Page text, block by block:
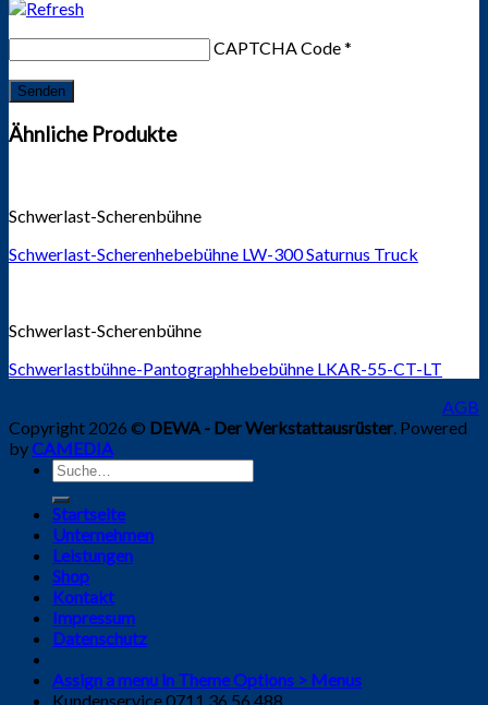
CAPTCHA Code*
Ähnliche Produkte
Schwerlast-Scherenbühne
Schwerlast-Scherenhebebühne LW-300 Saturnus Truck
Schwerlast-Scherenbühne
Schwerlastbühne-Pantographhebebühne LKAR-55-CT-LT
AGB
Copyright 2026 © DEWA - Der Werkstattausrüster. Powered
byCAMEDIA
Suche
nach:
Startseite
Unternehmen
Leistungen
Shop
Kontakt
Impressum
Datenschutz
Assign a menu in Theme Options > Menus
Kundenservice 0711 36 56 488